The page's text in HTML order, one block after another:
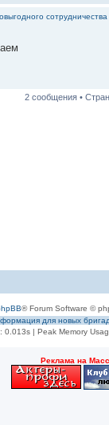
сотрудничества
2 сообщения •
® Forum Software ©
для новых
0.013s| Peak Memory
Рeклама на